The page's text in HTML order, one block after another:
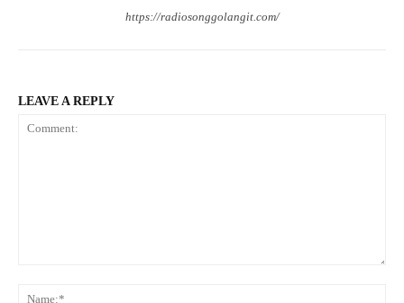
https://radiosonggolangit.com/
LEAVE A REPLY